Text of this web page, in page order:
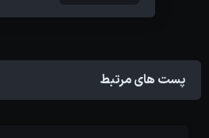
پست های مرتبط